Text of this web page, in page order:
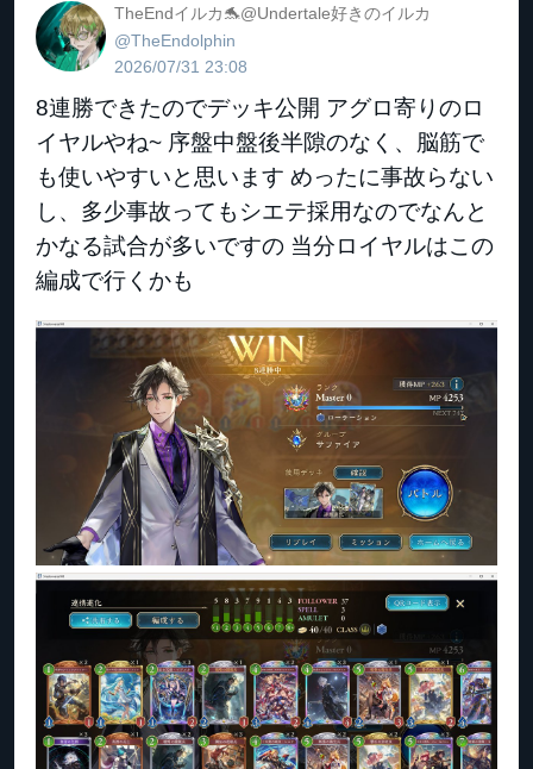
TheEndイルカ🐬@Undertale好きのイルカ
@TheEndolphin
2026/07/31 23:08
8連勝できたのでデッキ公開 アグロ寄りのロ
イヤルやね~ 序盤中盤後半隙のなく、脳筋で
も使いやすいと思います めったに事故らない
し、多少事故ってもシエテ採用なのでなんと
かなる試合が多いですの 当分ロイヤルはこの
編成で行くかも